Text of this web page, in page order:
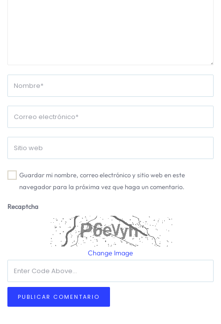
Guardar mi nombre, correo electrónico y sitio web en este
navegador para la próxima vez que haga un comentario.
Recaptcha
Change Image